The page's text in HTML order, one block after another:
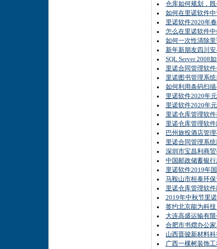
仓库如何规划，
如何在里诺软件
里诺软件2020年
怎么在里诺软件
如何一次性清除
新年新朋友四川
SQL Server 2008
里诺合同管理软
里诺图书管理系
如何利用条码扫
里诺软件2020年
里诺软件2020年
里诺仓库管理软
里诺仓库管理软
巴州旅投酒店管
里诺合同管理系统
深圳市宝昌利商
中国邮政储蓄银
里诺软件2019年
马鞍山市桓泰环
里诺仓库管理软
2019年中秋节里
签约北京能为科
大连高盛运输有
合肥市书熠办公
山西晋骏新材料
广西一棵树装饰